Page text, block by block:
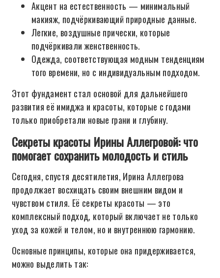
Акцент на естественность — минимальный
макияж, подчёркивающий природные данные.
Легкие, воздушные прически, которые
подчёркивали женственность.
Одежда, соответствующая модным тенденциям
того времени, но с индивидуальным подходом.
Этот фундамент стал основой для дальнейшего
развития её имиджа и красоты, которые с годами
только приобретали новые грани и глубину.
Секреты красоты Ирины Аллегровой: что
помогает сохранить молодость и стиль
Сегодня, спустя десятилетия, Ирина Аллегрова
продолжает восхищать своим внешним видом и
чувством стиля. Её секреты красоты — это
комплексный подход, который включает не только
уход за кожей и телом, но и внутреннюю гармонию.
Основные принципы, которые она придерживается,
можно выделить так: